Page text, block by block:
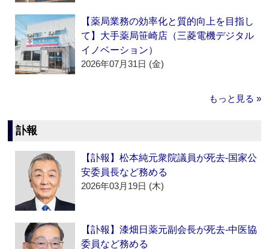
【薬局業務の効率化と質的向上を目指し
て】大手薬局笹崎店（三菱電機デジタル
イノベーション）
2026年07月31日 (金)
もっと見る »
訃報
【訃報】松本純元衆院議員が死去‐国家公
安委員長など務める
2026年03月19日 (木)
【訃報】漆畑日薬元副会長が死去‐中医協
委員など務める